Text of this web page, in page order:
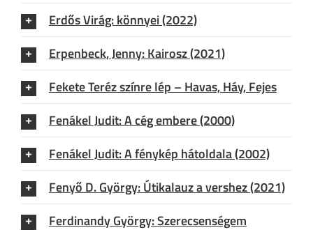
Erdős Virág: könnyei (2022)
Erpenbeck, Jenny: Kairosz (2021)
Fekete Teréz színre lép – Havas, Háy, Fejes
Fenákel Judit: A cég embere (2000)
Fenákel Judit: A fénykép hátoldala (2002)
Fenyő D. György: Útikalauz a vershez (2021)
Ferdinandy György: Szerecsenségem